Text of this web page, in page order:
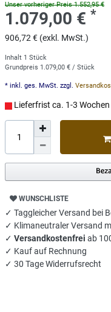
Unser vorheriger Preis 1.552,95 €
1.079,00 € *
906,72 € (exkl. MwSt.)
Inhalt 1 Stück
Grundpreis 1.079,00 € / Stück
* inkl. ges. MwSt. zzgl.
Lieferfrist ca. 1-3 Wochen
WUNSCHLISTE
✓ Taggleicher Versand bei
✓ Klimaneutraler Versand
✓ Versandkostenfrei ab
✓ Kauf auf Rechnung
✓ 30 Tage Widerrufsrecht